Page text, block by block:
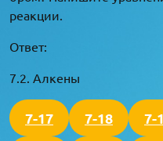
реакции.
Ответ:
7.2. Алкены
7-17 7-18 7-